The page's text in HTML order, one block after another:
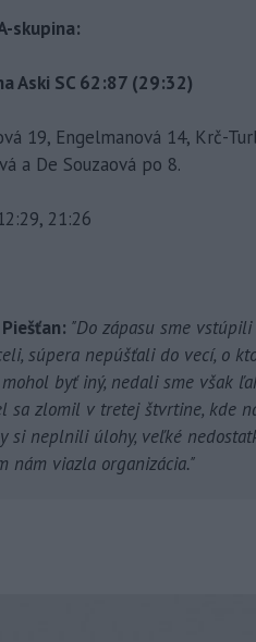
skupina:
Aski SC 62:87 (29:32)
19, Engelmanová 14, Krč-
a De Souzaová po 8.
21:26
"Do zápasu sme
súpera nepúšťali do vecí, o
byť iný, nedali sme však
sa zlomil v tretej štvrtine, kde
si neplnili úlohy, veľké
nám viazla organizácia."